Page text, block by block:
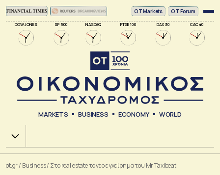
DOW JONES SP 500 NASDAQ FTSE 100 DAX 30 CAC 40
ΟΤ Markets OT Forum
MARKETS BUSINESS ECONOMY WORLD
Χ.Α.
ot.gr/ Business/ Στο real estate το νέο εγχείρημα του Μr Taxibeat